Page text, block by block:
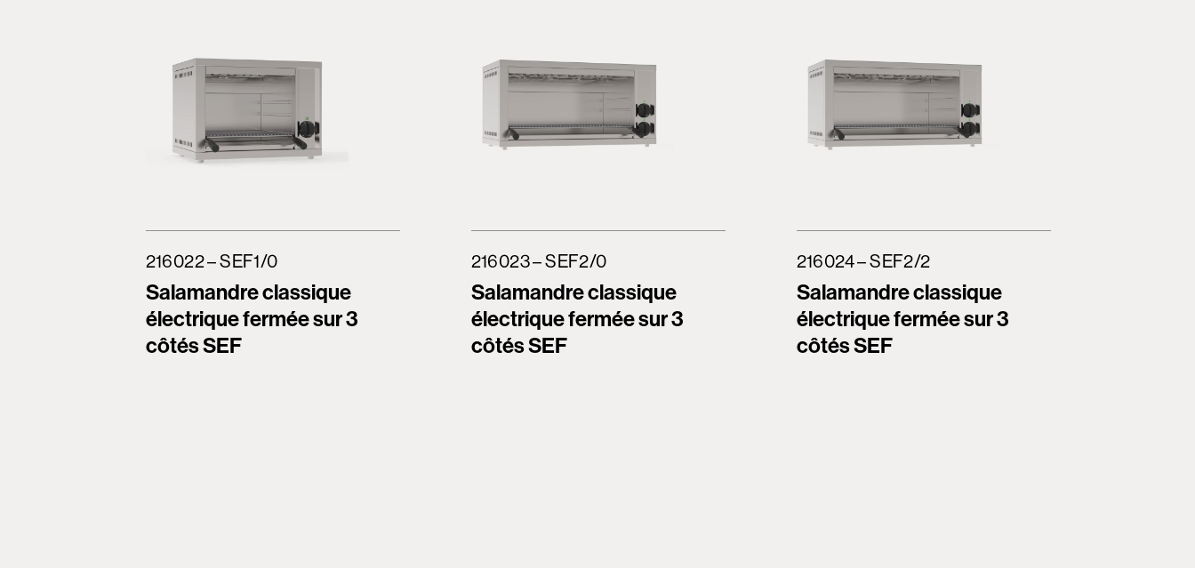
Salamandre classique
électrique fermée sur 3
côtés SEF
216022 – SEF1/0
Salamandre classique
électrique fermée sur 3
côtés SEF
216023 – SEF2/0
Salamandre classique
électrique fermée sur 3
côtés SEF
216024 – SEF2/2